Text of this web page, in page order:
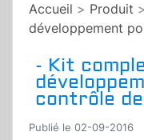
Accueil > Produit >
développement
- Kit
contrôle
Publié le 02-09-2016